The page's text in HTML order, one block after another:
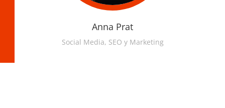
Anna Prat
Social Media, SEO y Marketing